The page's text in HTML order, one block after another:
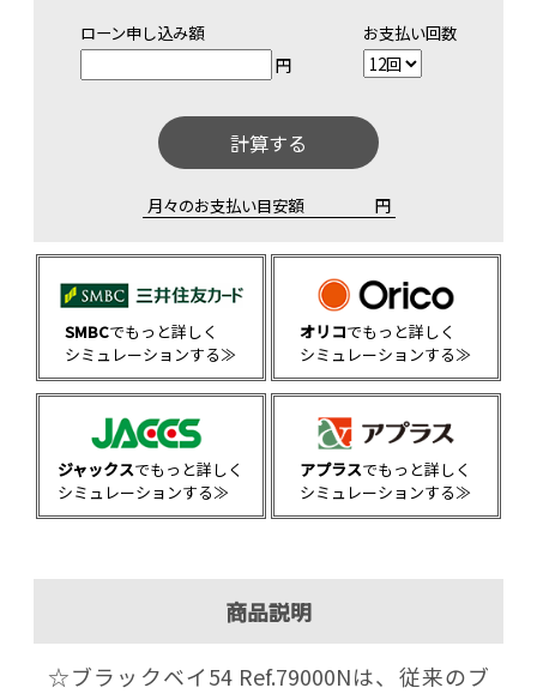
ローン申し込み額
円
お支払い回数
計算する
月々のお支払い目安額 円
SMBCでもっと詳しく
シミュレーションする≫
オリコでもっと詳しく
シミュレーションする≫
ジャックスでもっと詳しく
シミュレーションする≫
アプラスでもっと詳しく
シミュレーションする≫
商品説明
☆ブラックベイ54 Ref.79000Nは、従来のブ